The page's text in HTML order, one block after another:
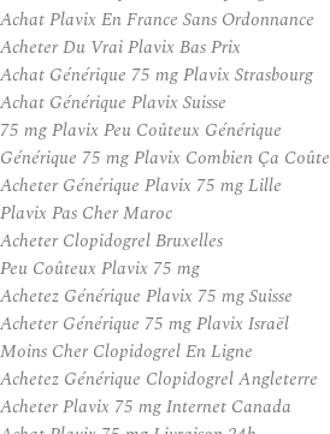
Achat Plavix En France Sans Ordonnance
Acheter Du Vrai Plavix Bas Prix
Achat Générique 75 mg Plavix Strasbourg
Achat Générique Plavix Suisse
75 mg Plavix Peu Coûteux Générique
Générique 75 mg Plavix Combien Ça Coûte
Acheter Générique Plavix 75 mg Lille
Plavix Pas Cher Maroc
Acheter Clopidogrel Bruxelles
Peu Coûteux Plavix 75 mg
Achetez Générique Plavix 75 mg Suisse
Acheter Générique 75 mg Plavix Israël
Moins Cher Clopidogrel En Ligne
Achetez Générique Clopidogrel Angleterre
Acheter Plavix 75 mg Internet Canada